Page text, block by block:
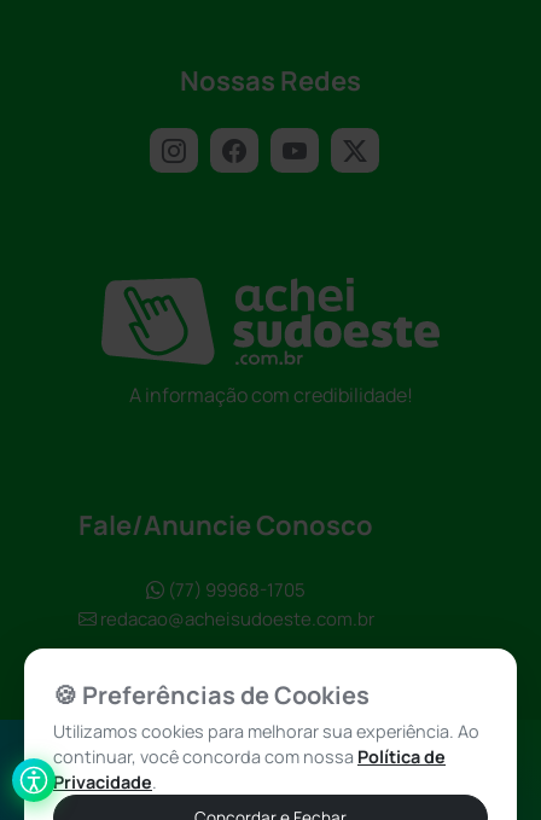
Nossas Redes
A informação com credibilidade!
Fale/Anuncie Conosco
(77) 99968-1705
redacao@acheisudoeste.com.br
Política de
Privacidade
Achei Sudoeste
© 2026 - Todos
🍪 Preferências de Cookies
Utilizamos cookies para melhorar sua experiência. Ao
continuar, você concorda com nossa Política de
Privacidade.